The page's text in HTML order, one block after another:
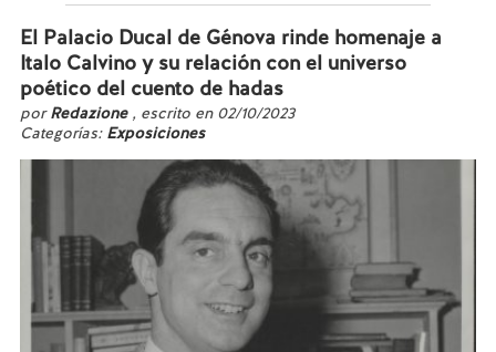
El Palacio Ducal de Génova rinde homenaje a
Italo Calvino y su relación con el universo
poético del cuento de hadas
porRedazione , escrito en 02/10/2023
Categorías: Exposiciones